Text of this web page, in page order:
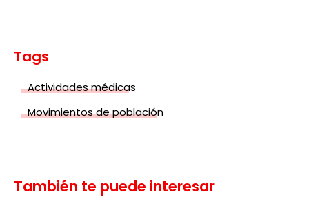
Tags
Actividades médicas
Movimientos de población
También te puede interesar